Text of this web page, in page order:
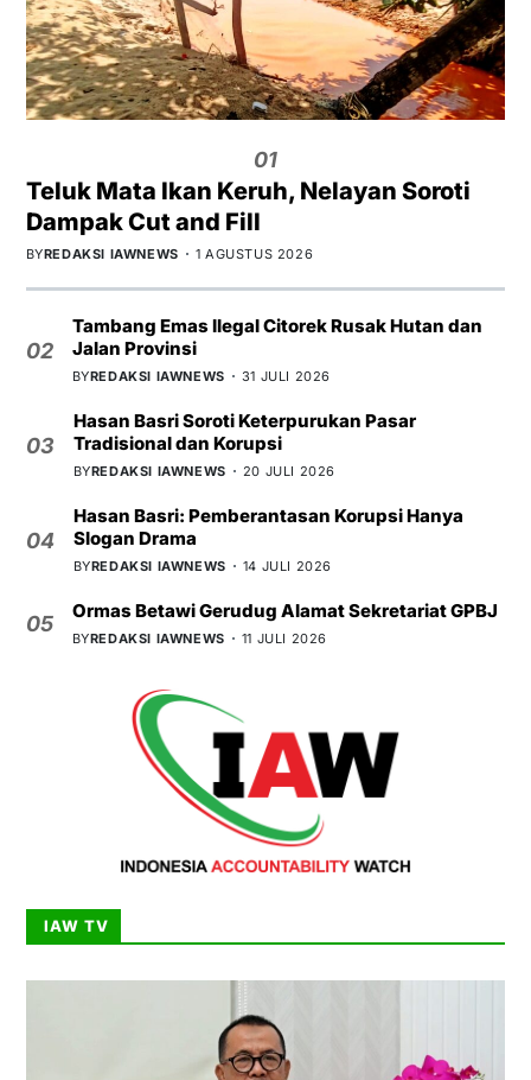
01
Teluk Mata Ikan Keruh, Nelayan Soroti
Dampak Cut and Fill
BYREDAKSI IAWNEWS 1 AGUSTUS 2026
02
Tambang Emas Ilegal Citorek Rusak Hutan dan
Jalan Provinsi
BYREDAKSI IAWNEWS 31 JULI 2026
03
Hasan Basri Soroti Keterpurukan Pasar
Tradisional dan Korupsi
BYREDAKSI IAWNEWS 20 JULI 2026
04
Hasan Basri: Pemberantasan Korupsi Hanya
Slogan Drama
BYREDAKSI IAWNEWS 14 JULI 2026
05
Ormas Betawi Gerudug Alamat Sekretariat GPBJ
BYREDAKSI IAWNEWS 11 JULI 2026
IAW TV